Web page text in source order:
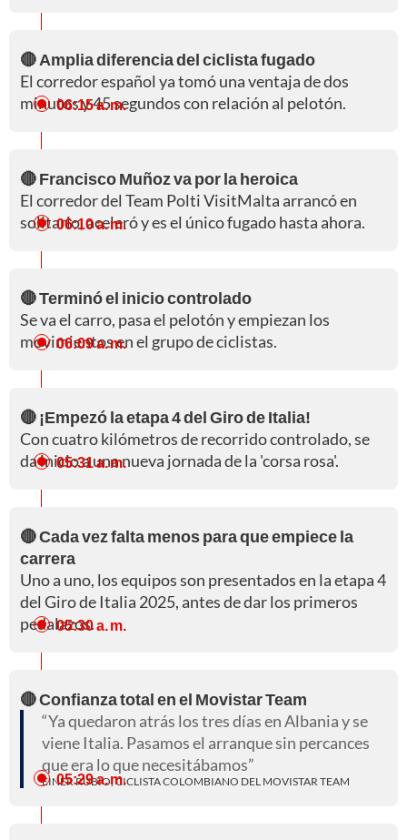
🔴 Amplia diferencia del ciclista fugado
El corredor español ya tomó una ventaja de dos
minutos y 45 segundos con relación al pelotón.
06:15 a. m.
🔴 Francisco Muñoz va por la heroica
El corredor del Team Polti VisitMalta arrancó en
solitario, aceleró y es el único fugado hasta ahora.
06:10 a. m.
🔴 Terminó el inicio controlado
Se va el carro, pasa el pelotón y empiezan los
movimientos en el grupo de ciclistas.
06:09 a. m.
🔴 ¡Empezó la etapa 4 del Giro de Italia!
Con cuatro kilómetros de recorrido controlado, se
da inicio a una nueva jornada de la 'corsa rosa'.
05:31 a. m.
🔴 Cada vez falta menos para que empiece la
carrera
Uno a uno, los equipos son presentados en la etapa 4
del Giro de Italia 2025, antes de dar los primeros
pedalazos.
05:30 a. m.
🔴 Confianza total en el Movistar Team
Ya quedaron atrás los tres días en Albania y se
viene Italia. Pasamos el arranque sin percances
que era lo que necesitábamos
EINER RUBIO, CICLISTA COLOMBIANO DEL MOVISTAR TEAM
05:29 a. m.